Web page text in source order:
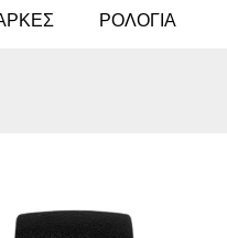
ΡΟΛΌΓΙΑ